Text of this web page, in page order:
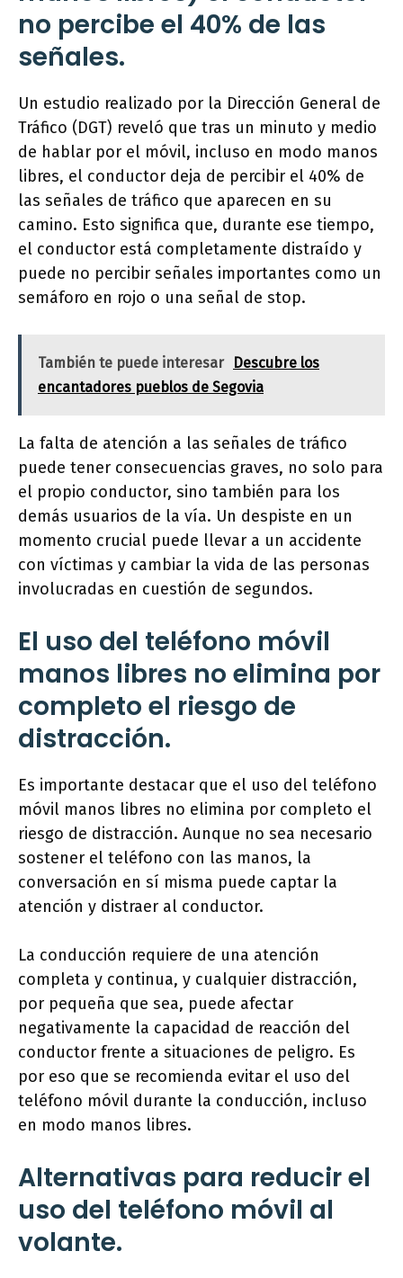
no percibe el 40% de las
señales.
Un estudio realizado por la Dirección General de
Tráfico (DGT) reveló que tras un minuto y medio
de hablar por el móvil, incluso en modo manos
libres, el conductor deja de percibir el 40% de
las señales de tráfico que aparecen en su
camino. Esto significa que, durante ese tiempo,
el conductor está completamente distraído y
puede no percibir señales importantes como un
semáforo en rojo o una señal de stop.
También te puede interesar
Descubre los
encantadores pueblos de Segovia
La falta de atención a las señales de tráfico
puede tener consecuencias graves, no solo para
el propio conductor, sino también para los
demás usuarios de la vía. Un despiste en un
momento crucial puede llevar a un accidente
con víctimas y cambiar la vida de las personas
involucradas en cuestión de segundos.
El uso del teléfono móvil
manos libres no elimina por
completo el riesgo de
distracción.
Es importante destacar que el uso del teléfono
móvil manos libres no elimina por completo el
riesgo de distracción. Aunque no sea necesario
sostener el teléfono con las manos, la
conversación en sí misma puede captar la
atención y distraer al conductor.
La conducción requiere de una atención
completa y continua, y cualquier distracción,
por pequeña que sea, puede afectar
negativamente la capacidad de reacción del
conductor frente a situaciones de peligro. Es
por eso que se recomienda evitar el uso del
teléfono móvil durante la conducción, incluso
en modo manos libres.
Alternativas para reducir el
uso del teléfono móvil al
volante.